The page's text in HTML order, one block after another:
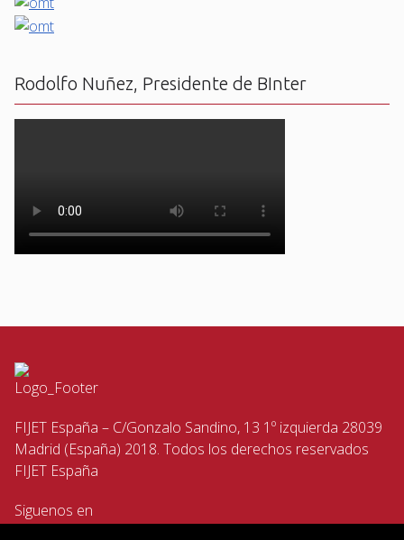
Rodolfo Nuñez, Presidente de BInter
FIJET España – C/Gonzalo Sandino, 13 1º izquierda 28039
Madrid (España) 2018. Todos los derechos reservados
FIJET España
Siguenos en